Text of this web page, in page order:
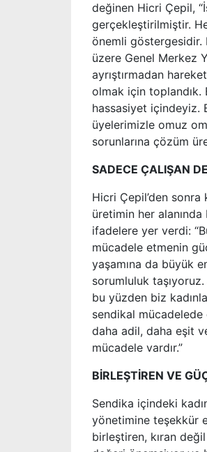
değinen Hicri Çepil,
gerçekleştirilmiştir.
önemli göstergesidir.
üzere Genel Merkez
ayrıştırmadan
olmak için toplandık.
hassasiyet içindeyiz.
üyelerimizle omuz
sorunlarına çözüm
SADECE ÇALIŞAN
Hicri Çepil’den sonra
üretimin her
ifadelere yer verdi:
mücadele etmenin
yaşamına da büyük
sorumluluk
bu yüzden biz
sendikal mücadelede
daha adil, daha eşit
mücadele vardır.”
BİRLEŞTİREN VE
Sendika içindeki
yönetimine teşekkür
birleştiren, kıran